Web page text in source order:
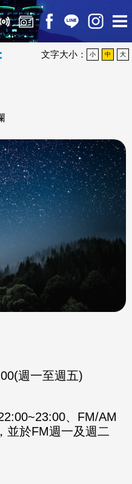
文字大小： 小 中 大
週一至週五)
、FM/AM
並於FM週一及週二